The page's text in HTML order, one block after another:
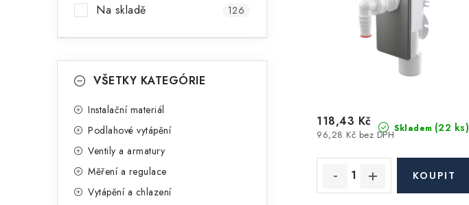
n
Na skladě 126
kategorieVŠETKY KATEGÓRIE
Instalační materiál
Podlahové vytápění
Ventily a armatury
Měření a regulace
Vytápění a chlazení
p
r
u
k
t
Skladem (22 ks)
96,28 Kč bez DPH
118,43 Kč